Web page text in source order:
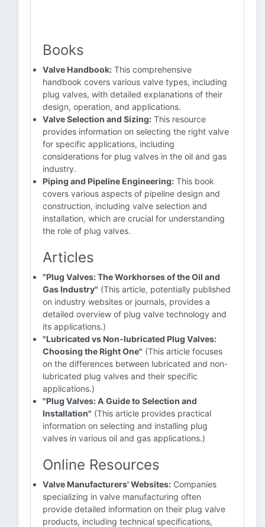
Books
Valve Handbook: This comprehensive
handbook covers various valve types, including
plug valves, with detailed explanations of their
design, operation, and applications.
Valve Selection and Sizing: This resource
provides information on selecting the right valve
for specific applications, including
considerations for plug valves in the oil and gas
industry.
Piping and Pipeline Engineering: This book
covers various aspects of pipeline design and
construction, including valve selection and
installation, which are crucial for understanding
the role of plug valves.
Articles
"Plug Valves: The Workhorses of the Oil and
Gas Industry" (This article, potentially published
on industry websites or journals, provides a
detailed overview of plug valve technology and
its applications.)
"Lubricated vs Non-lubricated Plug Valves:
Choosing the Right One" (This article focuses
on the differences between lubricated and non-
lubricated plug valves and their specific
applications.)
"Plug Valves: A Guide to Selection and
Installation" (This article provides practical
information on selecting and installing plug
valves in various oil and gas applications.)
Online Resources
Valve Manufacturers' Websites: Companies
specializing in valve manufacturing often
provide detailed information on their plug valve
products, including technical specifications,